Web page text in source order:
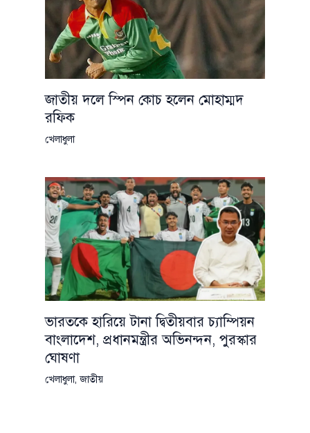
জাতীয় দলে স্পিন কোচ হলেন মোহাম্মদ
রফিক
খেলাধুলা
ভারতকে হারিয়ে টানা দ্বিতীয়বার চ্যাম্পিয়ন
বাংলাদেশ, প্রধানমন্ত্রীর অভিনন্দন, পুরস্কার
ঘোষণা
খেলাধুলা,জাতীয়